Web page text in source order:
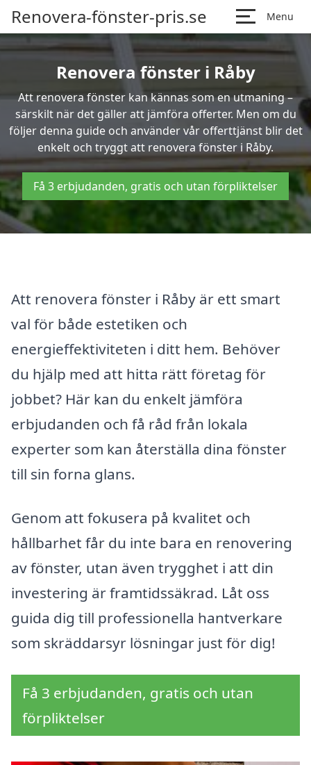
Renovera-fönster-pris.se Menu
Renovera fönster i Råby
Att renovera fönster kan kännas som en utmaning –
särskilt när det gäller att jämföra offerter. Men om du
följer denna guide och använder vår offerttjänst blir det
enkelt och tryggt att renovera fönster i Råby.
Få 3 erbjudanden, gratis och utan förpliktelser
Att renovera fönster i Råby är ett smart
val för både estetiken och
energieffektiviteten i ditt hem. Behöver
du hjälp med att hitta rätt företag för
jobbet? Här kan du enkelt jämföra
erbjudanden och få råd från lokala
experter som kan återställa dina fönster
till sin forna glans.
Genom att fokusera på kvalitet och
hållbarhet får du inte bara en renovering
av fönster, utan även trygghet i att din
investering är framtidssäkrad. Låt oss
guida dig till professionella hantverkare
som skräddarsyr lösningar just för dig!
Få 3 erbjudanden, gratis och utan
förpliktelser